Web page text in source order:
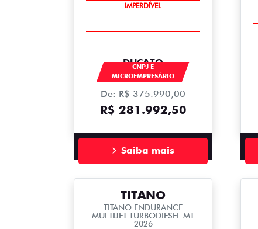
IMPERDÍVEL
DUCATO
CNPJ E
MICROEMPRESÁRIO
De: R$ 375.990,00
R$ 281.992,50
Saiba mais
TITANO
TITANO ENDURANCE
MULTIJET TURBODIESEL MT
2026